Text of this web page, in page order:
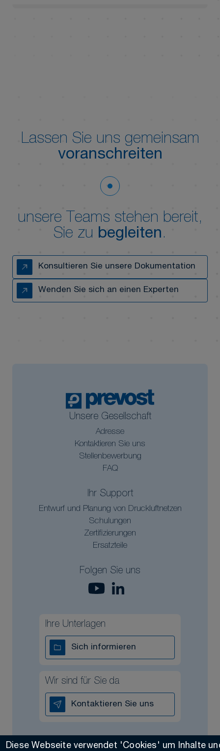
Lassen Sie uns gemeinsam
voranschreiten
unsere Teams stehen bereit,
Sie zu begleiten.
Konsultieren Sie unsere Dokumentation
Wenden Sie sich an einen Experten
Unsere Gesellschaft
Adresse
Kontaktieren Sie uns
Stellenbewerbung
FAQ
Ihr Support
Entwurf und Planung von Druckluftnetzen
Schulungen
Zertifizierungen
Ersatzteile
Folgen Sie uns
Ihre Unterlagen
Sich informieren
Wir sind für Sie da
Kontaktieren Sie uns
Diese Webseite verwendet 'Cookies' um Inhalte